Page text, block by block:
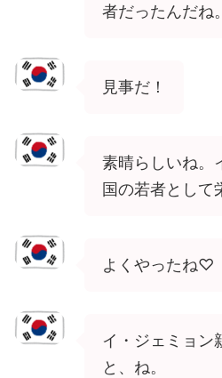
者だったんだね。
見事だ！
素晴らしいね。
国の若者として
よくやったね♡
イ・ジェミョン
と、ね。